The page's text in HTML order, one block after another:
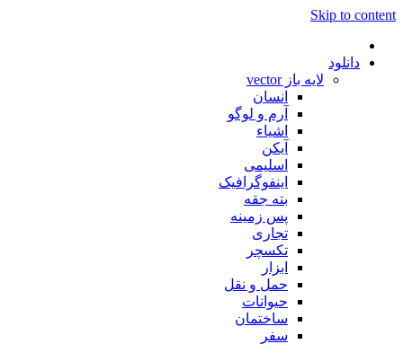
Skip to content
دانلود
لایه باز vector
انسان
آرم و لوگو
اشیاء
آیکن
اسلیمی
اینفوگرافیک
بته جقه
پس زمینه
تجاری
تکسچر
ابزار
حمل و نقل
حیوانات
ساختمان
سفر